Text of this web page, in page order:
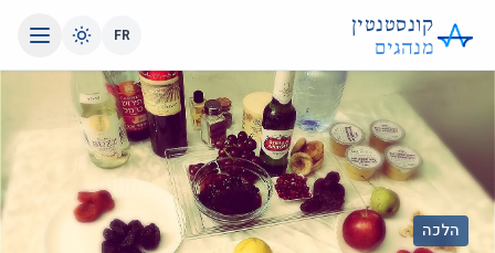
קונסטנטין
מנהגים
FR
הלכה